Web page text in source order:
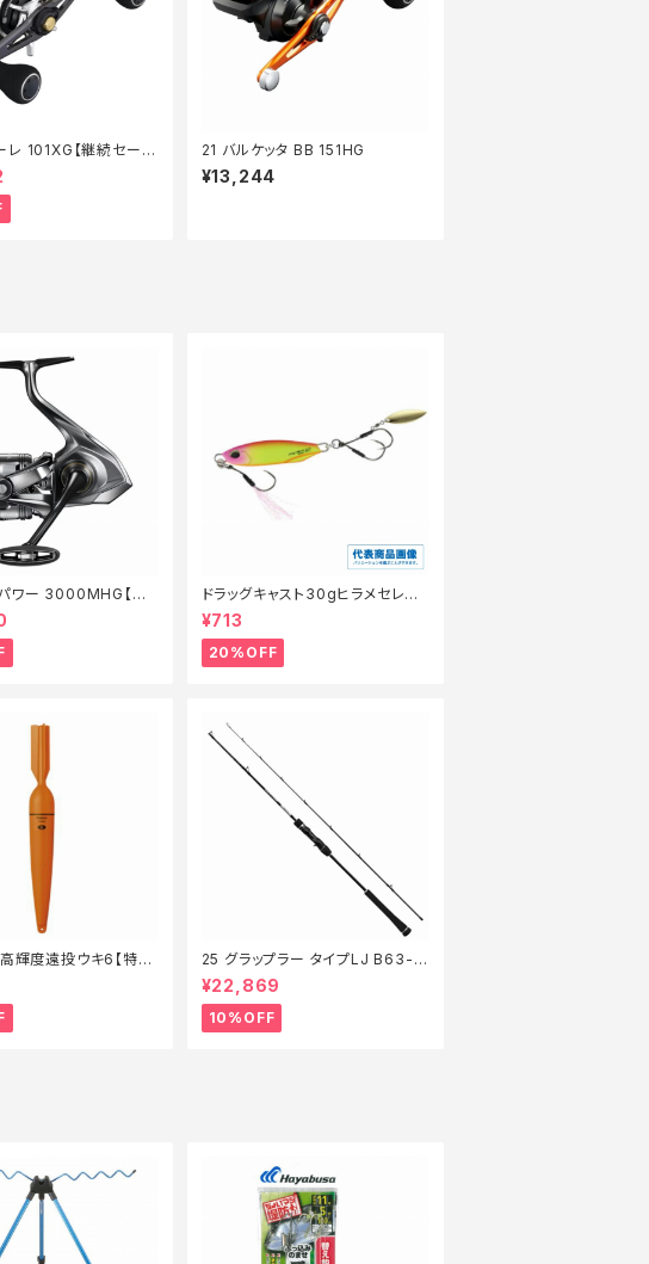
レ 101XG【継続セール
21 バルケッタ BB 151HG
¥13,244
ワー 3000MHG【特
】
ドラッグキャスト30gヒラメセレク
ション【特価ルアー】【20】
¥713
20%OFF
輝度遠投ウキ6【特価
25 グラップラー タイプLJ B63-3
【継続セール_ロッド】【10】
¥22,869
10%OFF